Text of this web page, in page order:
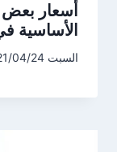
أسعار بعض
الأساسية
السبت 2021/04/24